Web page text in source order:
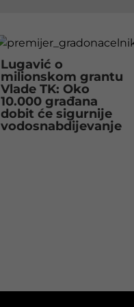
Lugavić o
milionskom grantu
Vlade TK: Oko
10.000 građana
dobit će sigurnije
vodosnabdijevanje